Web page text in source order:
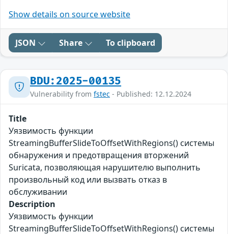
Show details on source website
JSON Share To clipboard
BDU:2025-00135
Vulnerability from fstec - Published: 12.12.2024
Title
Уязвимость функции
StreamingBufferSlideToOffsetWithRegions() системы
обнаружения и предотвращения вторжений
Suricata, позволяющая нарушителю выполнить
произвольный код или вызвать отказ в
обслуживании
Description
Уязвимость функции
StreamingBufferSlideToOffsetWithRegions() системы